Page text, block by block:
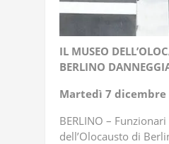
IL MUSEO
BERLINO
Martedì 7 dicembre
BERLINO –
dell’Olocausto di